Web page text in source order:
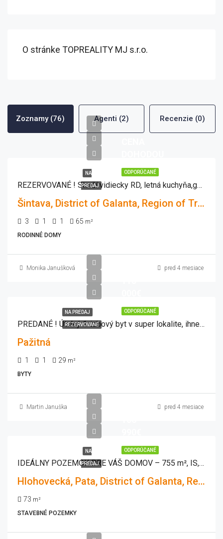
O stránke TOPREALITY MJ s.r.o.
Zoznamy (76) Agenti (2) Recenzie (0)
ODPORÚČANÉ
NA
PREDAJ REZERVOVANÉ ! Starší vidiecky RD, letná kuchyňa,garáž v tichej lokalite obce Šintava
Šintava, District of Galanta, Region of Trnava, Western Slovakia, 925 51, Slovakia
3 1 1 65 m²
RODINNÉ DOMY
Monika Janušková pred 4 mesiace
ODPORÚČANÉ
NA PREDAJ
REZERVOVANÉ PREDANÉ ! Útulný 1-izbový byt v super lokalite, ihneď voľný
Pažitná
1 1 29 m²
BYTY
Martin Januška pred 4 mesiace
ODPORÚČANÉ
NA
PREDAJ IDEÁLNY POZEMOK PRE VÁŠ DOMOV – 755 m², IS, POKOJNÁ LOKALITA PATA
Hlohovecká, Pata, District of Galanta, Region of Trnava, Western Slovakia, 925 53, Slovakia
73 m²
STAVEBNÉ POZEMKY